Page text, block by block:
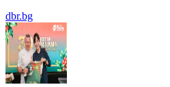
dbr.bg